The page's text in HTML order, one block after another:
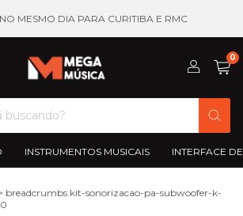
MESMO DIA PARA CURITIBA E RMC
0
INSTRUMENTOS MUSICAIS INTERFACE
breadcrumbs.kit-sonorizacao-pa-subwoofer-k-